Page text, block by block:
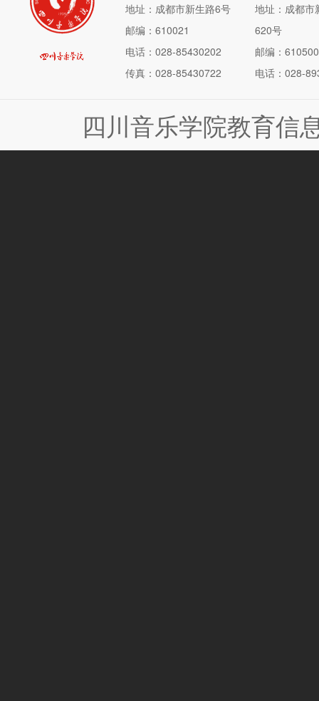
地址：成都市新生路6号
邮编：610021
电话：028-85430202
传真：028-85430722
地址：成都市
620号
邮编：610500
电话：028-
四川音乐学院教育